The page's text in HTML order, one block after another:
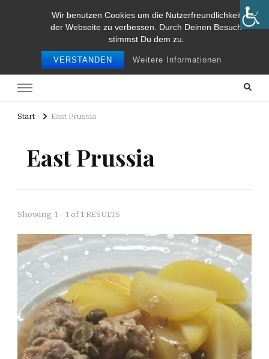
Wir benutzen Cookies um die Nutzerfreundlichkeit
der Webseite zu verbessen. Durch Deinen Besuch
stimmst Du dem zu.
VERSTANDEN Weitere Informationen
Food and Travel
Start East Prussia
East Prussia
Showing: 1 - 1 of 1 RESULTS